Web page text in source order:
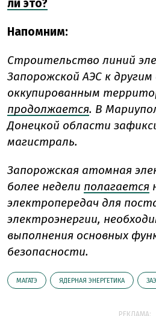
ли это?
Напомним:
Строительство линий
Запорожской АЭС к другим
оккупированным
продолжается. В
Донецкой области
магистраль.
Запорожская атомная
более недели полагается
электропередач для
электроэнергии,
выполнения основных
безопасности.
МАГАТЭ ЯДЕРНАЯ ЭНЕРГЕТИКА